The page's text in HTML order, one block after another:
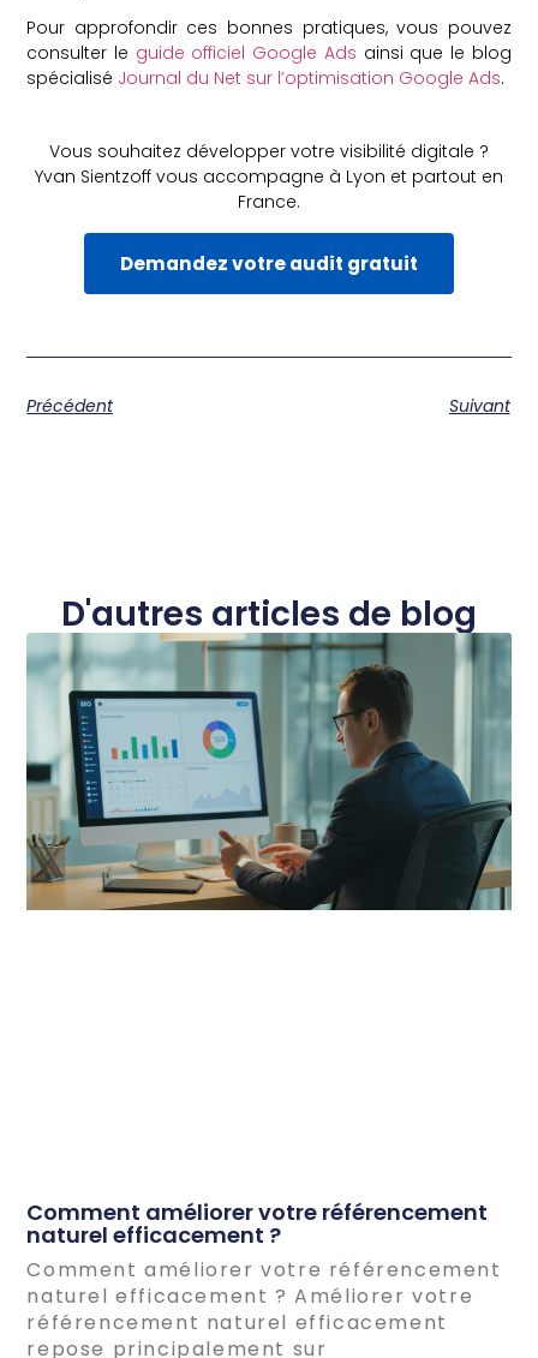
Pour approfondir ces bonnes pratiques, vous pouvez
consulter le guide officiel Google Ads ainsi que le blog
spécialisé Journal du Net sur l’optimisation Google Ads.
Vous souhaitez développer votre visibilité digitale ?
Yvan Sientzoff vous accompagne à Lyon et partout en
France.
Demandez votre audit gratuit
Précédent Suivant
D'autres articles de blog
Comment améliorer votre référencement
naturel efficacement ?
Comment améliorer votre référencement
naturel efficacement ? Améliorer votre
référencement naturel efficacement
repose principalement sur